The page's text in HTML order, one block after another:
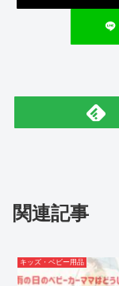
関連記事
キッズ・ベビー用品